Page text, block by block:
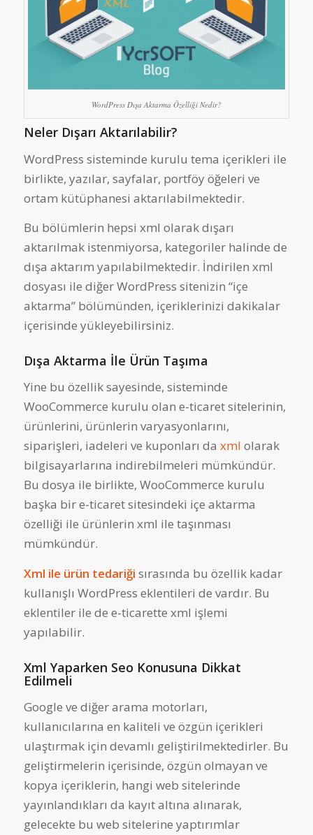
WordPress Dışa Aktarma Özelliği Nedir?
Neler Dışarı Aktarılabilir?
WordPress sisteminde kurulu tema içerikleri ile
birlikte, yazılar, sayfalar, portföy öğeleri ve
ortam kütüphanesi aktarılabilmektedir.
Bu bölümlerin hepsi xml olarak dışarı
aktarılmak istenmiyorsa, kategoriler halinde de
dışa aktarım yapılabilmektedir. İndirilen xml
dosyası ile diğer WordPress sitenizin “içe
aktarma” bölümünden, içeriklerinizi dakikalar
içerisinde yükleyebilirsiniz.
Dışa Aktarma İle Ürün Taşıma
Yine bu özellik sayesinde, sisteminde
WooCommerce kurulu olan e-ticaret sitelerinin,
ürünlerini, ürünlerin varyasyonlarını,
siparişleri, iadeleri ve kuponları da xml olarak
bilgisayarlarına indirebilmeleri mümkündür.
Bu dosya ile birlikte, WooCommerce kurulu
başka bir e-ticaret sitesindeki içe aktarma
özelliği ile ürünlerin xml ile taşınması
mümkündür.
Xml ile ürün tedariği sırasında bu özellik kadar
kullanışlı WordPress eklentileri de vardır. Bu
eklentiler ile de e-ticarette xml işlemi
yapılabilir.
Xml Yaparken Seo Konusuna Dikkat
Edilmeli
Google ve diğer arama motorları,
kullanıcılarına en kaliteli ve özgün içerikleri
ulaştırmak için devamlı geliştirilmektedirler. Bu
geliştirmelerin içerisinde, özgün olmayan ve
kopya içeriklerin, hangi web sitelerinde
yayınlandıkları da kayıt altına alınarak,
gelecekte bu web sitelerine yaptırımlar